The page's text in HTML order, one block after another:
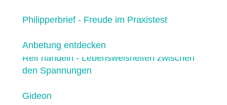
Philipperbrief - Freude im Praxistest
Anbetung entdecken
Reif handeln - Lebensweisheiten zwischen
den Spannungen
Gideon